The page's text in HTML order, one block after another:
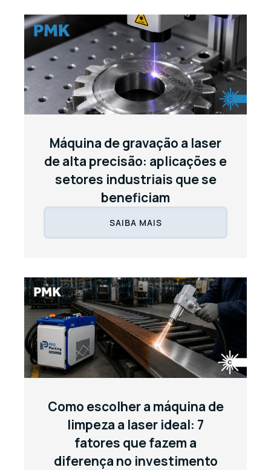
Máquina de gravação a laser
de alta precisão: aplicações e
setores industriais que se
beneficiam
SAIBA MAIS
Como escolher a máquina de
limpeza a laser ideal: 7
fatores que fazem a
diferença no investimento